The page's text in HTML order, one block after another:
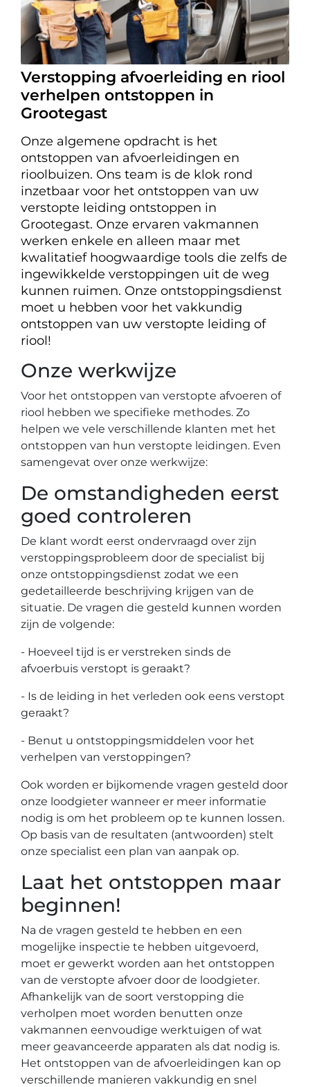
Verstopping afvoerleiding en riool
verhelpen ontstoppen in
Grootegast
Onze algemene opdracht is het
ontstoppen van afvoerleidingen en
rioolbuizen. Ons team is de klok rond
inzetbaar voor het ontstoppen van uw
verstopte leiding ontstoppen in
Grootegast. Onze ervaren vakmannen
werken enkele en alleen maar met
kwalitatief hoogwaardige tools die zelfs de
ingewikkelde verstoppingen uit de weg
kunnen ruimen. Onze ontstoppingsdienst
moet u hebben voor het vakkundig
ontstoppen van uw verstopte leiding of
riool!
Onze werkwijze
Voor het ontstoppen van verstopte afvoeren of
riool hebben we specifieke methodes. Zo
helpen we vele verschillende klanten met het
ontstoppen van hun verstopte leidingen. Even
samengevat over onze werkwijze:
De omstandigheden eerst
goed controleren
De klant wordt eerst ondervraagd over zijn
verstoppingsprobleem door de specialist bij
onze ontstoppingsdienst zodat we een
gedetailleerde beschrijving krijgen van de
situatie. De vragen die gesteld kunnen worden
zijn de volgende:
- Hoeveel tijd is er verstreken sinds de
afvoerbuis verstopt is geraakt?
- Is de leiding in het verleden ook eens verstopt
geraakt?
- Benut u ontstoppingsmiddelen voor het
verhelpen van verstoppingen?
Ook worden er bijkomende vragen gesteld door
onze loodgieter wanneer er meer informatie
nodig is om het probleem op te kunnen lossen.
Op basis van de resultaten (antwoorden) stelt
onze specialist een plan van aanpak op.
Laat het ontstoppen maar
beginnen!
Na de vragen gesteld te hebben en een
mogelijke inspectie te hebben uitgevoerd,
moet er gewerkt worden aan het ontstoppen
van de verstopte afvoer door de loodgieter.
Afhankelijk van de soort verstopping die
verholpen moet worden benutten onze
vakmannen eenvoudige werktuigen of wat
meer geavanceerde apparaten als dat nodig is.
Het ontstoppen van de afvoerleidingen kan op
verschillende manieren vakkundig en snel